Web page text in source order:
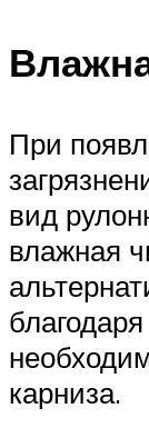
При
вид
влажная
карниза.